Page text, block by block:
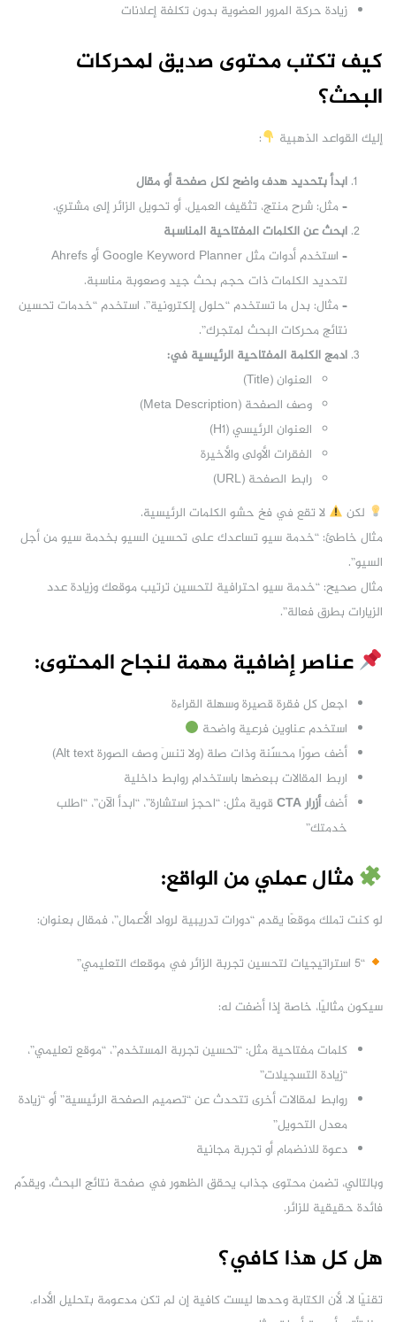
زيادة حركة المرور العضوية بدون تكلفة إعلانات
كيف تكتب محتوى صديق لمحركات
البحث؟
إليك القواعد الذهبية :
ابدأ بتحديد هدف واضح لكل صفحة أو مقال
– مثل: شرح منتج، تثقيف العميل، أو تحويل الزائر إلى مشتري.
ابحث عن الكلمات المفتاحية المناسبة
– استخدم أدوات مثل Google Keyword Planner أو Ahrefs
لتحديد الكلمات ذات حجم بحث جيد وصعوبة مناسبة.
– مثال: بدل ما تستخدم “حلول إلكترونية”، استخدم “خدمات تحسين
نتائج محركات البحث لمتجرك”.
ادمج الكلمة المفتاحية الرئيسية في:
العنوان (Title)
وصف الصفحة (Meta Description)
العنوان الرئيسي (H1)
الفقرات الأولى والأخيرة
رابط الصفحة (URL)
لكن
لا تقع في فخ حشو الكلمات الرئيسية.
مثال خاطئ: “خدمة سيو تساعدك على تحسين السيو بخدمة سيو من أجل
السيو”.
مثال صحيح: “خدمة سيو احترافية لتحسين ترتيب موقعك وزيادة عدد
الزيارات بطرق فعالة”.
عناصر إضافية مهمة لنجاح المحتوى:
اجعل كل فقرة قصيرة وسهلة القراءة
استخدم عناوين فرعية واضحة
أضف صورًا محسّنة وذات صلة (ولا تنسَ وصف الصورة Alt text)
اربط المقالات ببعضها باستخدام روابط داخلية
أضفأزرار CTA
قوية مثل: “احجز استشارة”، “ابدأ الآن”، “اطلب
خدمتك”
مثال عملي من الواقع:
لو كنت تملك موقعًا يقدم “دورات تدريبية لرواد الأعمال”، فمقال بعنوان:
“5 استراتيجيات لتحسين تجربة الزائر في موقعك التعليمي”
سيكون مثاليًا، خاصة إذا أضفت له:
كلمات مفتاحية مثل: “تحسين تجربة المستخدم”، “موقع تعليمي”،
“زيادة التسجيلات”
روابط لمقالات أخرى تتحدث عن “تصميم الصفحة الرئيسية” أو “زيادة
معدل التحويل”
دعوة للانضمام أو تجربة مجانية
وبالتالي، تضمن محتوى جذاب يحقق الظهور في صفحة نتائج البحث، ويقدّم
فائدة حقيقية للزائر.
هل كل هذا كافي؟
تقنيًا لا. لأن الكتابة وحدها ليست كافية إن لم تكن مدعومة بتحليل الأداء.